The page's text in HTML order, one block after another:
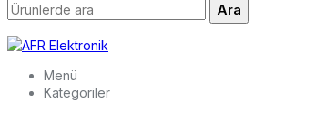
Ara
Menü
Kategoriler